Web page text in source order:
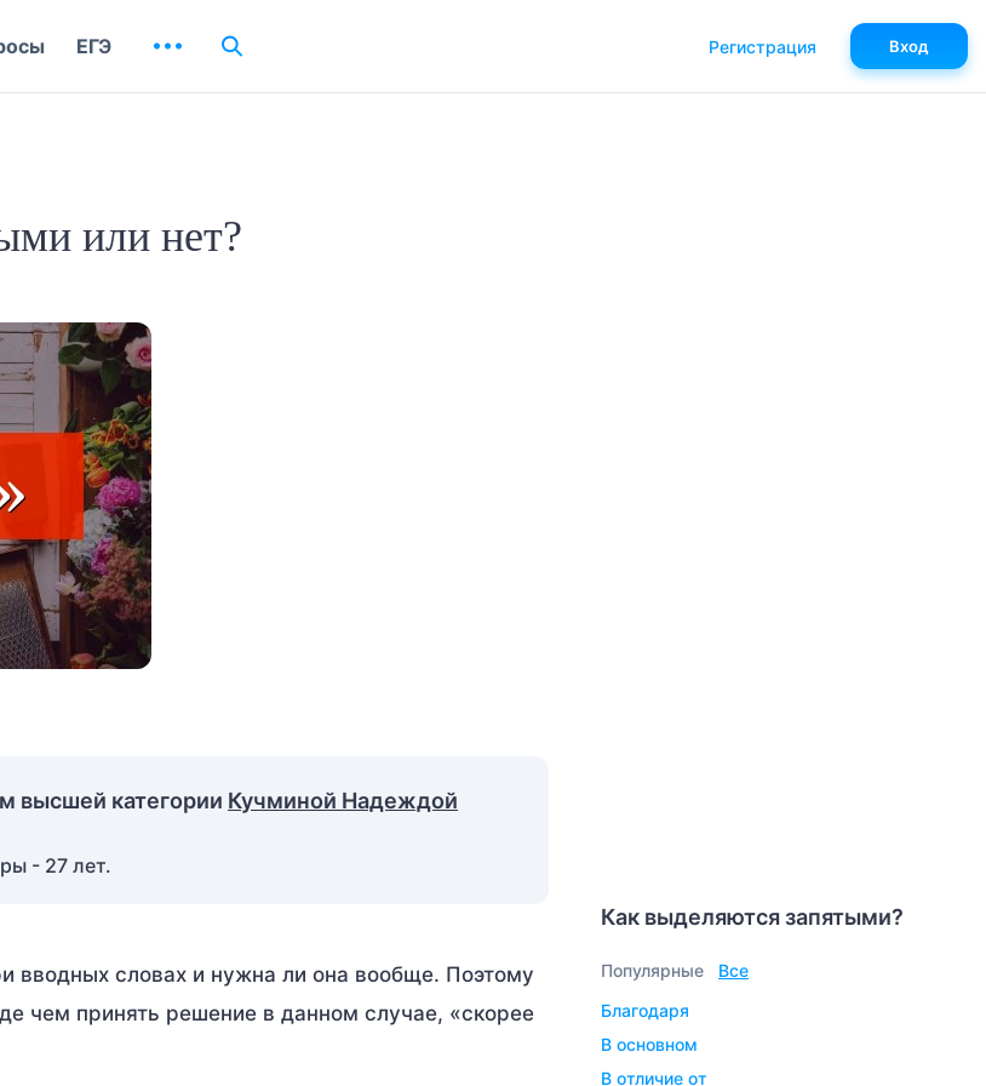
или нет?
высшей категории Кучминой Надеждой
- 27 лет.
вводных словах и нужна ли она вообще. Поэтому
чем принять решение в данном случае, «скорее
Как выделяются запятыми?
Популярные
Все
Благодаря
В основном
В отличие от
ЕГЭ Регистрация Вход